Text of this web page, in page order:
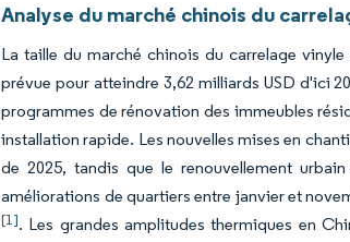
Analyse du marché chinois du
La taille du marché chinois du carrelage
prévue pour atteindre 3,62 milliards USD d'ici
programmes de rénovation des immeubles
installation rapide. Les nouvelles mises en
de 2025, tandis que le renouvellement
améliorations de quartiers entre janvier et
[1]. Les grandes amplitudes thermiques en